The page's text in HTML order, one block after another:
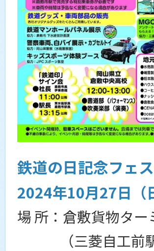
鉄道の日記念フェ
2024年10月27日（
場 所：倉敷貨物ター
（三菱自工前駅